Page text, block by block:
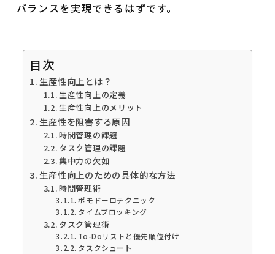
バランスを実現できるはずです。
目次
生産性向上とは？
生産性向上の定義
生産性向上のメリット
生産性を阻害する原因
時間管理の課題
タスク管理の課題
集中力の欠如
生産性向上のための具体的な方法
時間管理術
ポモドーロテクニック
タイムブロッキング
タスク管理術
To-Doリストと優先順位付け
タスクシュート